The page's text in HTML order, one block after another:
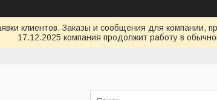
клиентов. Заказы и сообщения для компании,
17.12.2025 компания продолжит работу в